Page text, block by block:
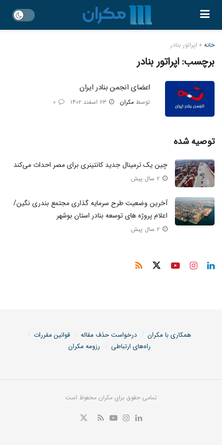
خانه » اپراتور بنادر
برچسب:اپراتور بنادر
اعضای انجمن بنادر ایران
توسط مکران
توصیه شده
چین یک ترمینال جدید کانتینری برای مصر احداث می‌کند
آخرین وضعیت طرح سرمایه گذاری مجتمع بندری نگین/
اعلام پروژه های توسعه بنادر استان بوشهر
همکاری با مکران درخواست حذف مقاله
قوانین مقررات
راه‌های ارتباطی
رزومه مکران
تمامی حقوق برای مکران محفوظ است